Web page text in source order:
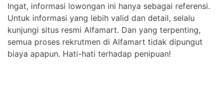
Ingat, informasi lowongan ini hanya sebagai referensi.
Untuk informasi yang lebih valid dan detail, selalu
kunjungi situs resmi Alfamart. Dan yang terpenting,
semua proses rekrutmen di Alfamart tidak dipungut
biaya apapun. Hati-hati terhadap penipuan!